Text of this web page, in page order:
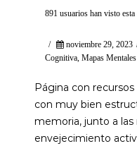
891 usuarios han visto esta
/ noviembre 29, 2023
Cognitiva Mapas Mentales
Página con
con muy bien
memoria, junto a las
envejecimiento